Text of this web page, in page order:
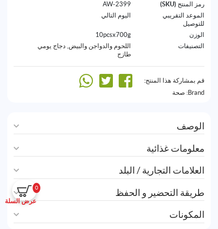
0
عرض السلة
رمز المنتج (SKU)
2399-AW
الموعد التقريبي
للتوصيل
اليوم التالي
الوزن
10pcsx700g
التصنيفات
اللحوم والدواجن والبيض, دجاج يومي
طازج
قم بمشاركة هذا المنتج:
Brand: صحة
الوصف
معلومات غذائية
العلامات التجارية / البلد
طريقة التحضير و الحفظ
المكونات